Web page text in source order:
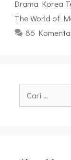
Drama Korea
The World of
86
untuk: